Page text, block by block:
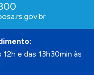
e das 13h30min às